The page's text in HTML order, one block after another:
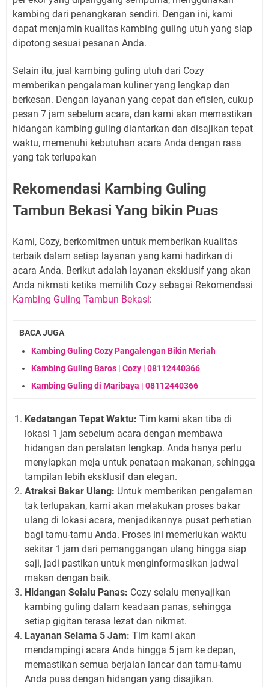
kambing dari penangkaran sendiri. Dengan ini, kami
dapat menjamin kualitas kambing guling utuh yang siap
dipotong sesuai pesanan Anda.
Selain itu, jual kambing guling utuh dari Cozy
memberikan pengalaman kuliner yang lengkap dan
berkesan. Dengan layanan yang cepat dan efisien, cukup
pesan 7 jam sebelum acara, dan kami akan memastikan
hidangan kambing guling diantarkan dan disajikan tepat
waktu, memenuhi kebutuhan acara Anda dengan rasa
yang tak terlupakan
Rekomendasi Kambing Guling
Tambun Bekasi Yang bikin Puas
Kami, Cozy, berkomitmen untuk memberikan kualitas
terbaik dalam setiap layanan yang kami hadirkan di
acara Anda. Berikut adalah layanan eksklusif yang akan
Anda nikmati ketika memilih Cozy sebagai Rekomendasi
Kambing Guling Tambun Bekasi:
BACA JUGA
Kambing Guling Cozy Pangalengan Bikin Meriah
Kambing Guling Baros | Cozy | 08112440366
Kambing Guling di Maribaya | 08112440366
Kedatangan Tepat Waktu: Tim kami akan tiba di
lokasi 1 jam sebelum acara dengan membawa
hidangan dan peralatan lengkap. Anda hanya perlu
menyiapkan meja untuk penataan makanan, sehingga
tampilan lebih eksklusif dan elegan.
Atraksi Bakar Ulang: Untuk memberikan pengalaman
tak terlupakan, kami akan melakukan proses bakar
ulang di lokasi acara, menjadikannya pusat perhatian
bagi tamu-tamu Anda. Proses ini memerlukan waktu
sekitar 1 jam dari pemanggangan ulang hingga siap
saji, jadi pastikan untuk menginformasikan jadwal
makan dengan baik.
Hidangan Selalu Panas: Cozy selalu menyajikan
kambing guling dalam keadaan panas, sehingga
setiap gigitan terasa lezat dan nikmat.
Layanan Selama 5 Jam: Tim kami akan
mendampingi acara Anda hingga 5 jam ke depan,
memastikan semua berjalan lancar dan tamu-tamu
Anda puas dengan hidangan yang disajikan.